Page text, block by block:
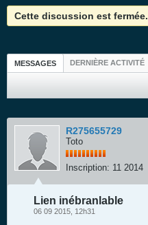
Cette discussion est fermée.
MESSAGES DERNIÈRE ACTIVITÉ
R275655729
Toto
Inscription: 11 2014
Lien inébranlable
06 09 2015, 12h31